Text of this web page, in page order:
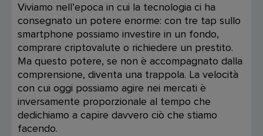
Viviamo nell’epoca in cui la tecnologia ci ha
consegnato un potere enorme: con tre tap sullo
smartphone possiamo investire in un fondo,
comprare criptovalute o richiedere un prestito.
Ma questo potere, se non è accompagnato dalla
comprensione, diventa una trappola. La velocità
con cui oggi possiamo agire nei mercati è
inversamente proporzionale al tempo che
dedichiamo a capire davvero ciò che stiamo
facendo.